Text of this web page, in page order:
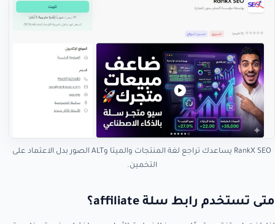
RankX SEO يساعدك تراجع لغة المنتجات والميتا وALT الصور بدل الاعتماد على
التخمين.
متى تستخدم رابط سلة affiliate؟